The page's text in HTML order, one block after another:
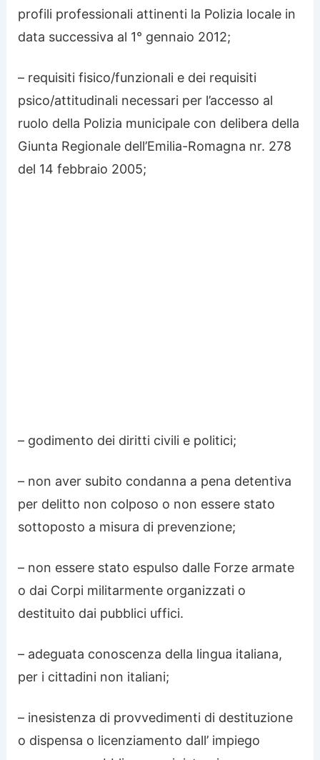
profili professionali attinenti la Polizia locale in
data successiva al 1° gennaio 2012;
– requisiti fisico/funzionali e dei requisiti
psico/attitudinali necessari per l’accesso al
ruolo della Polizia municipale con delibera della
Giunta Regionale dell’Emilia-Romagna nr. 278
del 14 febbraio 2005;
– godimento dei diritti civili e politici;
– non aver subito condanna a pena detentiva
per delitto non colposo o non essere stato
sottoposto a misura di prevenzione;
– non essere stato espulso dalle Forze armate
o dai Corpi militarmente organizzati o
destituito dai pubblici uffici.
– adeguata conoscenza della lingua italiana,
per i cittadini non italiani;
– inesistenza di provvedimenti di destituzione
o dispensa o licenziamento dall’ impiego